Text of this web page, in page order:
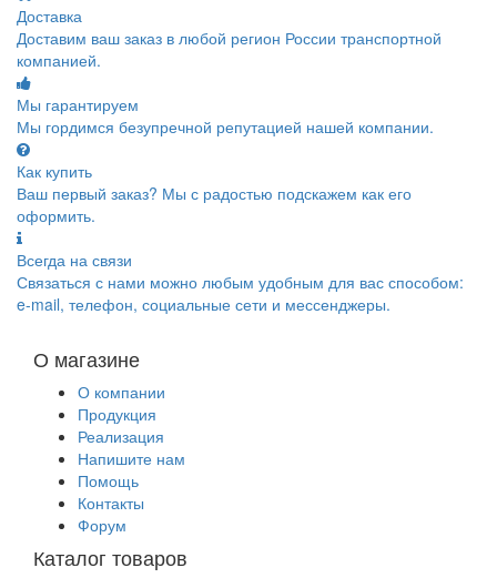
Доставка
Доставим ваш заказ в любой регион России транспортной
компанией.
Мы гарантируем
Мы гордимся безупречной репутацией нашей компании.
Как купить
Ваш первый заказ? Мы с радостью подскажем как его
оформить.
Всегда на связи
Связаться с нами можно любым удобным для вас способом:
e-mail, телефон, социальные сети и мессенджеры.
О магазине
О компании
Продукция
Реализация
Напишите нам
Помощь
Контакты
Форум
Каталог товаров